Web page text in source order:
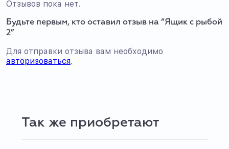
Отзывов пока нет.
Будьте первым, кто оставил отзыв на “Ящик с рыбой
2”
Для отправки отзыва вам необходимо
авторизоваться.
Так же приобретают